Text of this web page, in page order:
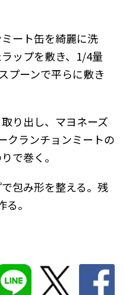
ート缶を綺麗に洗
ップを敷き、1/4量
プーンで平らに敷き
り出し、マヨネーズ
クランチョンミートの
で巻く。
包み形を整える。残
。